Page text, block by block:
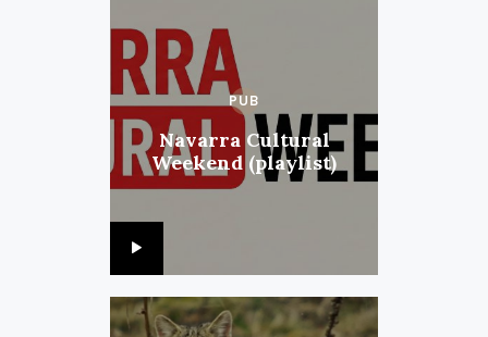
PUB
Navarra Cultural
Weekend (playlist)